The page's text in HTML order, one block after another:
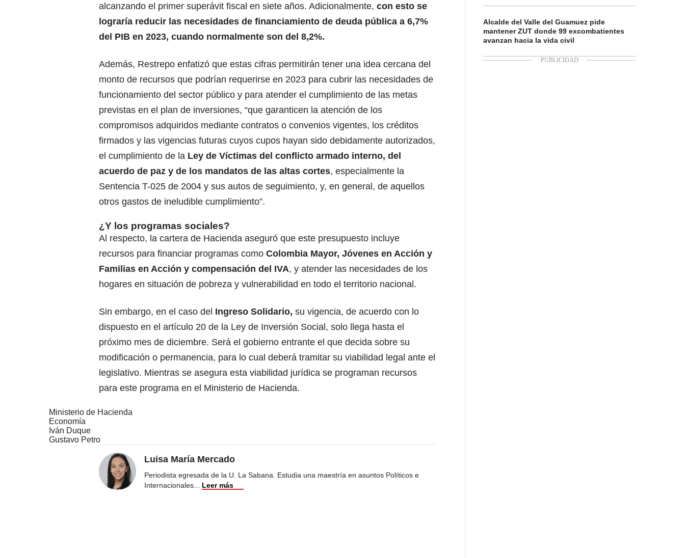
alcanzando el primer superávit fiscal en siete años. Adicionalmente, con esto se
lograría reducir las necesidades de financiamiento de deuda pública a 6,7%
del PIB en 2023, cuando normalmente son del 8,2%.
Además, Restrepo enfatizó que estas cifras permitirán tener una idea cercana del
monto de recursos que podrían requerirse en 2023 para cubrir las necesidades de
funcionamiento del sector público y para atender el cumplimiento de las metas
previstas en el plan de inversiones, “que garanticen la atención de los
compromisos adquiridos mediante contratos o convenios vigentes, los créditos
firmados y las vigencias futuras cuyos cupos hayan sido debidamente autorizados,
el cumplimiento de la Ley de Víctimas del conflicto armado interno, del
acuerdo de paz y de los mandatos de las altas cortes, especialmente la
Sentencia T-025 de 2004 y sus autos de seguimiento, y, en general, de aquellos
otros gastos de ineludible cumplimiento”.
¿Y los programas sociales?
Al respecto, la cartera de Hacienda aseguró que este presupuesto incluye
recursos para financiar programas como Colombia Mayor, Jóvenes en Acción y
Familias en Acción y compensación del IVA, y atender las necesidades de los
hogares en situación de pobreza y vulnerabilidad en todo el territorio nacional.
Sin embargo, en el caso del Ingreso Solidario, su vigencia, de acuerdo con lo
dispuesto en el artículo 20 de la Ley de Inversión Social, solo llega hasta el
próximo mes de diciembre. Será el gobierno entrante el que decida sobre su
modificación o permanencia, para lo cual deberá tramitar su viabilidad legal ante el
legislativo. Mientras se asegura esta viabilidad jurídica se programan recursos
para este programa en el Ministerio de Hacienda.
Ministerio de Hacienda
Economía
Iván Duque
Gustavo Petro
Luisa María Mercado
Periodista egresada de la U. La Sabana. Estudia una maestría en asuntos Políticos e
Internacionales
Leer más
Alcalde del Valle del Guamuez pide
mantener ZUT donde 99 excombatientes
avanzan hacia la vida civil